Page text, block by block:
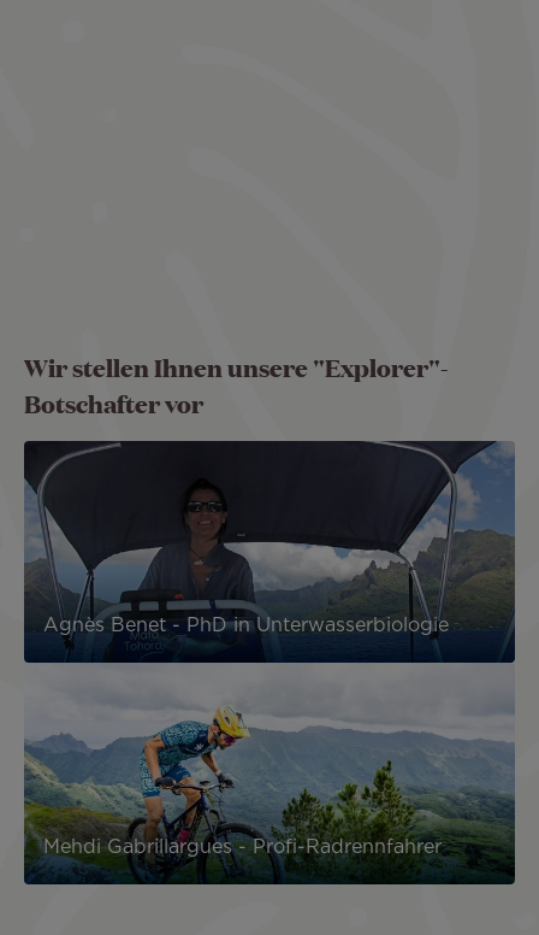
Wir stellen Ihnen unsere "Explorer"-
Botschafter vor
Agnès Benet - PhD in Unterwasserbiologie
Mehdi Gabrillargues - Profi-Radrennfahrer